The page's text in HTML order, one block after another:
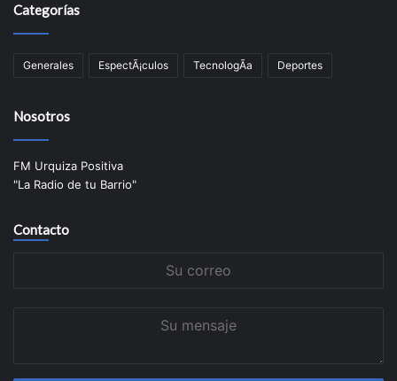
Categorías
Generales EspectÃ¡culos TecnologÃ­a Deportes
Nosotros
FM Urquiza Positiva
"La Radio de tu Barrio"
Contacto